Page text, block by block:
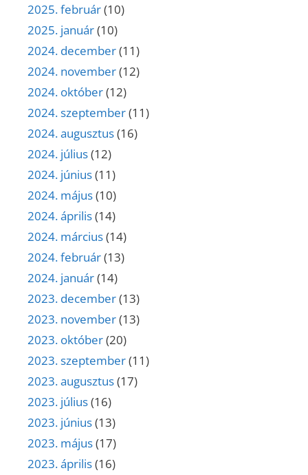
2025. február(10)
2025. január(10)
2024. december(11)
2024. november(12)
2024. október(12)
2024. szeptember(11)
2024. augusztus(16)
2024. július(12)
2024. június(11)
2024. május(10)
2024. április(14)
2024. március(14)
2024. február(13)
2024. január(14)
2023. december(13)
2023. november(13)
2023. október(20)
2023. szeptember(11)
2023. augusztus(17)
2023. július(16)
2023. június(13)
2023. május(17)
2023. április(16)